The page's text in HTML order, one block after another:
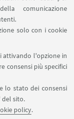
comunicazione
solo con i cookie
attivando l'opzione in
consensi più specifici
lo stato dei consensi
del sito.
policy.
Romagna.
Centro Studi di
Via Umberto